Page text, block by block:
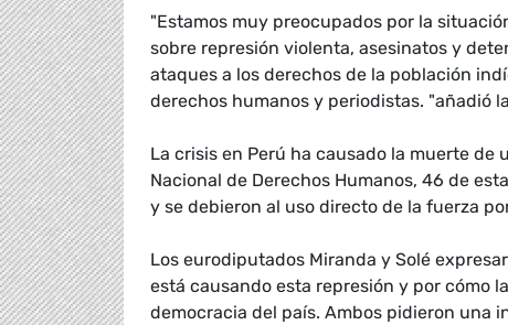
"Estamos muy preocupados por la
sobre represión violenta, asesinatos y
ataques a los derechos de la población
derechos humanos y periodistas. "añadió
La crisis en Perú ha causado la muerte de
Nacional de Derechos Humanos, 46 de
y se debieron al uso directo de la fuerza
Los eurodiputados Miranda y Solé
está causando esta represión y por cómo
democracia del país. Ambos pidieron una